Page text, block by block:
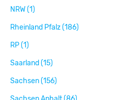
NRW (1)
Rheinland Pfalz (186)
RP (1)
Saarland (15)
Sachsen (156)